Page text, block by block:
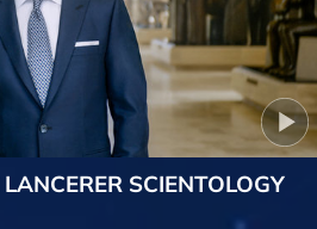
SCIENTOLOGY